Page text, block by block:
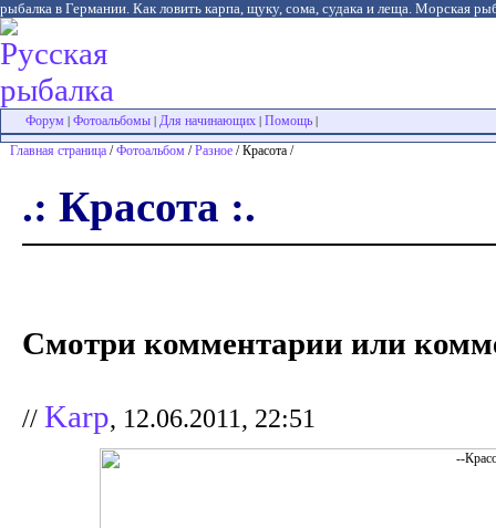
рыбалка в Германии. Как ловить карпа, щуку, сома, судака и леща. Морская
Форум Фотоальбомы Для начинающих Помощь
Главная страница /Фотоальбом /Разное / Красота /
.: Красота :.
Смотри комментарии или
// Karp, 12.06.2011, 22:51